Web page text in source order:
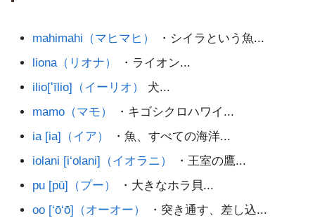
mahimahi（マヒマヒ）
・シイラという魚...
liona（リオナ）
・ライオン...
ilio[ʻīlio]（イーリオ）
犬...
mamo（マモ）
・キゴシクロハワイ...
ia [ia]（イア）
・魚、すべての海洋...
iolani [i‘olani]（イオラニ）
・王室の鷹...
pu [pū]（プー）
・大きなホラ貝...
oo [‘ō‘ō]（オーオー）
・突き通す、差し込...